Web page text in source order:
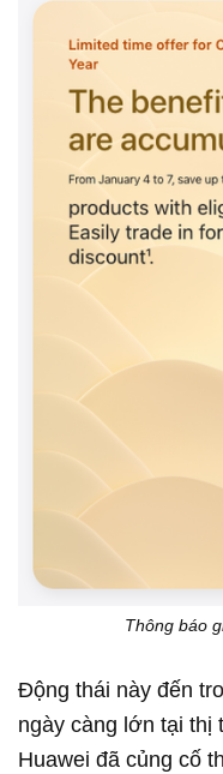
Thông báo
Động thái này đến
ngày càng lớn tại thị
Huawei đã củng cố